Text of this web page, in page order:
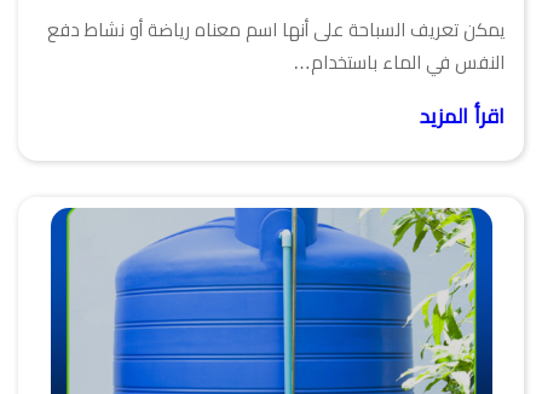
يمكن تعريف السباحة على أنها اسم معناه رياضة أو نشاط دفع
النفس في الماء باستخدام…
اقرأ المزيد